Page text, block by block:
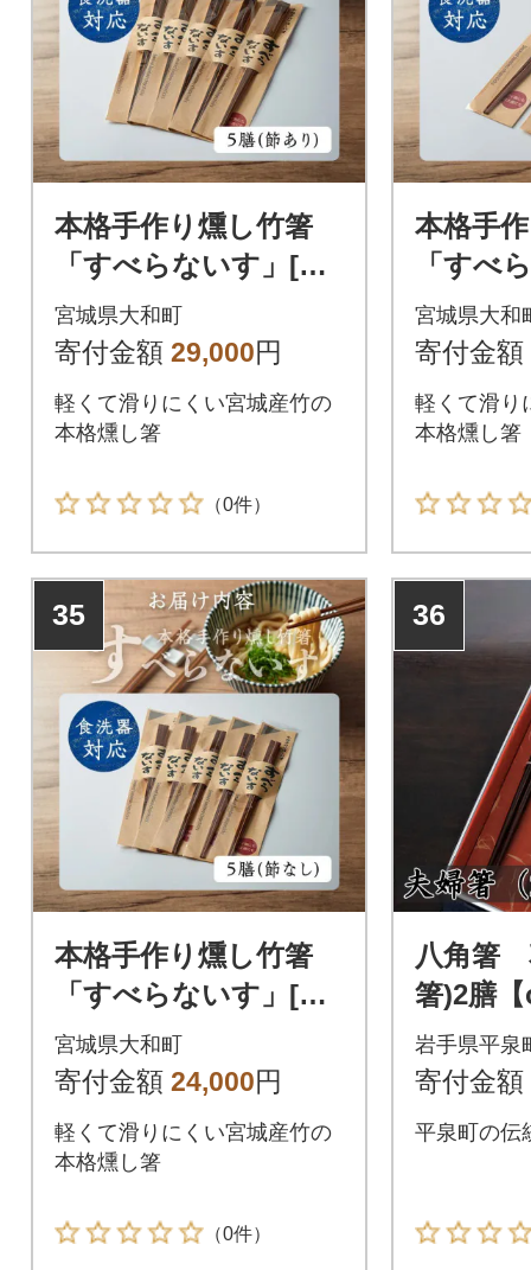
本格手作り燻し竹箸
「すべらないす」[節
あり 5膳]
宮城県大和町
寄付金額 29,000円
軽くて滑りにくい宮城産竹の
本格燻し箸
（0件）
本格手
「すべ
なし 2
宮城県大和
寄付金額
軽くて滑り
本格燻し箸
35
本格手作り燻し竹箸
「すべらないす」[節
なし 5膳]
宮城県大和町
寄付金額 24,000円
軽くて滑りにくい宮城産竹の
本格燻し箸
（0件）
36
八角箸
箸)2膳
eoto-2A
岩手県平泉
寄付金額
平泉町の伝